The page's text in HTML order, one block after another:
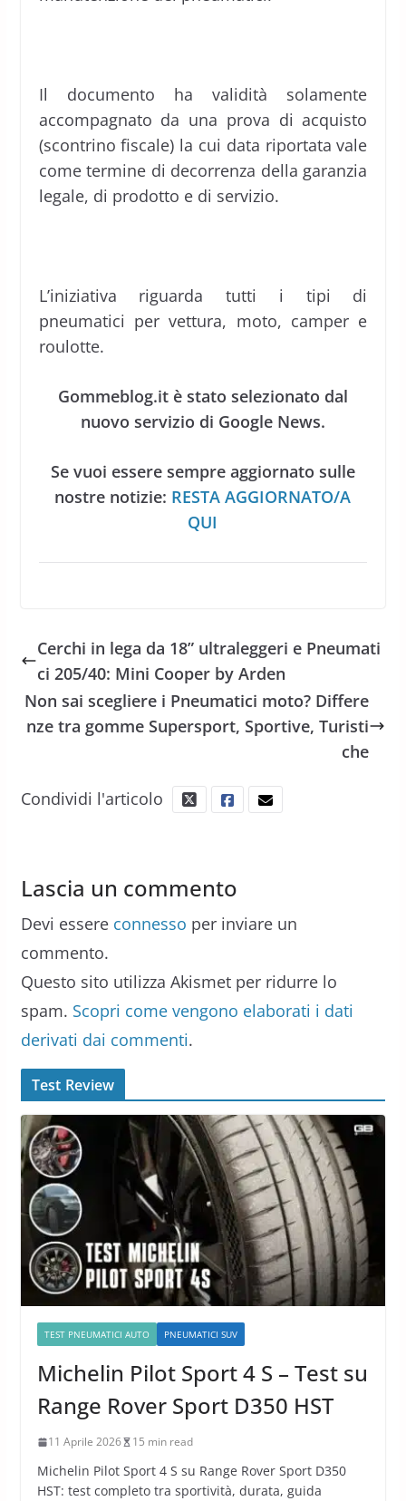
Il documento ha validità solamente
accompagnato da una prova di acquisto
(scontrino fiscale) la cui data riportata vale
come termine di decorrenza della garanzia
legale, di prodotto e di servizio.
L’iniziativa riguarda tutti i tipi di
pneumatici per vettura, moto, camper e
roulotte.
Gommeblog.it è stato selezionato dal
nuovo servizio di Google News.
Se vuoi essere sempre aggiornato sulle
nostre notizie: RESTA AGGIORNATO/A
QUI
Cerchi in lega da 18” ultraleggeri e Pneumati
ci 205/40: Mini Cooper by Arden
Non sai scegliere i Pneumatici moto? Differe
nze tra gomme Supersport, Sportive, Turisti
che
Condividi l'articolo
Lascia un commento
Devi essere connesso per inviare un
commento.
Questo sito utilizza Akismet per ridurre lo
spam. Scopri come vengono elaborati i dati
derivati dai commenti.
Test Review
TEST PNEUMATICI AUTO PNEUMATICI SUV
Michelin Pilot Sport 4 S – Test su
Range Rover Sport D350 HST
11 Aprile 2026 15 min read
Michelin Pilot Sport 4 S su Range Rover Sport D350
HST: test completo tra sportività, durata, guida